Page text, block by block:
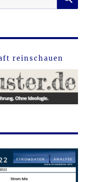
reinschauen